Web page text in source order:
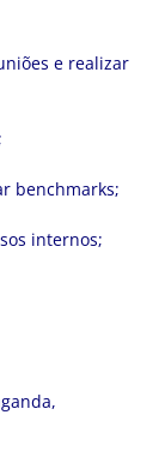
e realizar
benchmarks;
internos;